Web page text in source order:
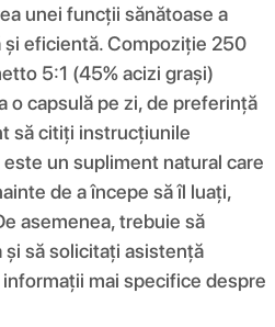
unei funcții sănătoase a
și eficientă. Compoziţie 250
5:1 (45% acizi grași)
o capsulă pe zi, de preferință
să citiți instrucțiunile
un supliment natural care
de a începe să îl luați,
asemenea, trebuie să
și să solicitați asistență
mai specifice despre